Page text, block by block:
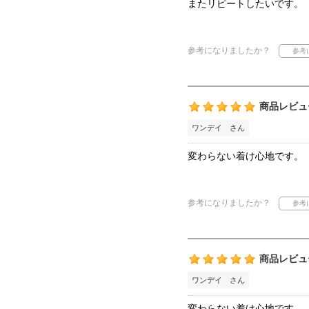
またリピートしたいです。
参考になりましたか？
商品レビ
ワンデイ さん
変わらない着け心地です。
参考になりましたか？
商品レビ
ワンデイ さん